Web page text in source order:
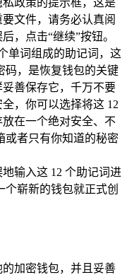
政策的提示框，这是
文件，请务必认真阅
，点击“继续”按钮。
单词组成的助记词，这
码，是恢复钱包的关键
善保存它，千万不要
，你可以选择将这 12
在一个绝对安全、不
或者只有你知道的秘密
输入这 12 个助记词进
崭新的钱包就正式创
加密钱包，并且妥善